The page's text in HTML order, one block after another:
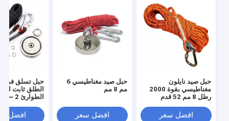
حبل صيد نايلون
مغناطيسي بقوة 2000
رطل 8 مم 52 قدم
افضل سعر
حبل صيد مغناطيسي 6
مم 8 مم
افضل سعر
حبل تسلق في
الطلق ثابت
افضل